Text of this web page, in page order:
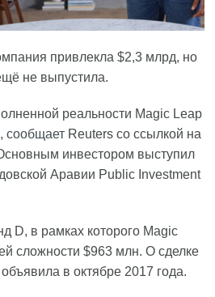
привлекла $2,3 млрд, но
не выпустила.
реальности Magic Leap
сообщает Reuters со ссылкой на
инвестором выступил
Аравии Public Investment
D, в рамках которого Magic
сложности $963 млн. О сделке
в октябре 2017 года.